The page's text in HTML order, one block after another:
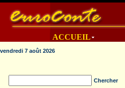
ACCUEIL
vendredi 7 août 2026
Chercher